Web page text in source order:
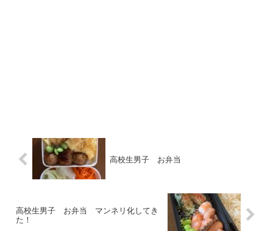
高校生男子 お弁当
高校生男子 お弁当 マンネリ化してき
た！